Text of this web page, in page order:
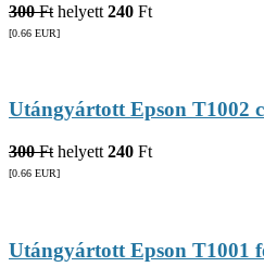
300 Ft helyett 240 Ft
[0.66 EUR]
Utángyártott Epson T1002
300 Ft helyett 240 Ft
[0.66 EUR]
Utángyártott Epson T1001